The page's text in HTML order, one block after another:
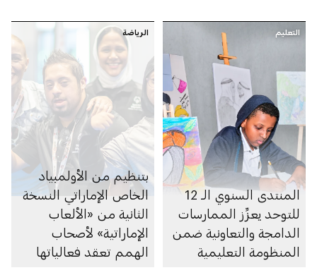
التعليم
المنتدى السنوي الـ 12
للتوحد يعزِّز الممارسات
الدامجة والتعاونية ضمن
المنظومة التعليمية
الرياضة
بتنظيم من الأولمبياد
الخاص الإماراتي النسخة
الثانية من «الألعاب
الإماراتية» لأصحاب
الهمم تعقد فعالياتها